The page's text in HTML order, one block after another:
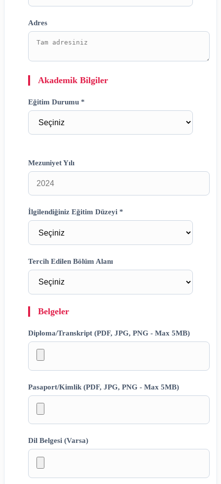
Adres
Akademik Bilgiler
Eğitim Durumu *
Mezuniyet Yılı
İlgilendiğiniz Eğitim Düzeyi *
Tercih Edilen Bölüm Alanı
Belgeler
Diploma/Transkript (PDF, JPG, PNG - Max 5MB)
Pasaport/Kimlik (PDF, JPG, PNG - Max 5MB)
Dil Belgesi (Varsa)